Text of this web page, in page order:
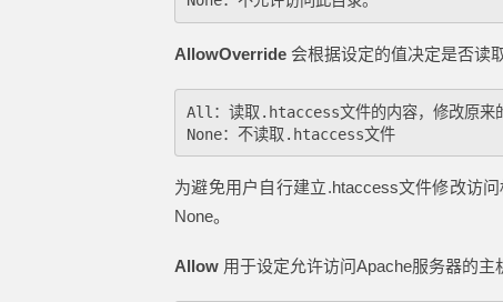
AllowOverride 会根据设定的值决定是否读
All：读取.htaccess文件的内容，修改原来的
None：不读取.htaccess文件
为避免用户自行建立.htaccess文件修改访
None。
Allow 用于设定允许访问Apache服务器的主